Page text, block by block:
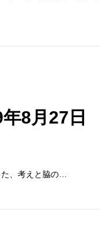
8月27日
、考えと脇の…